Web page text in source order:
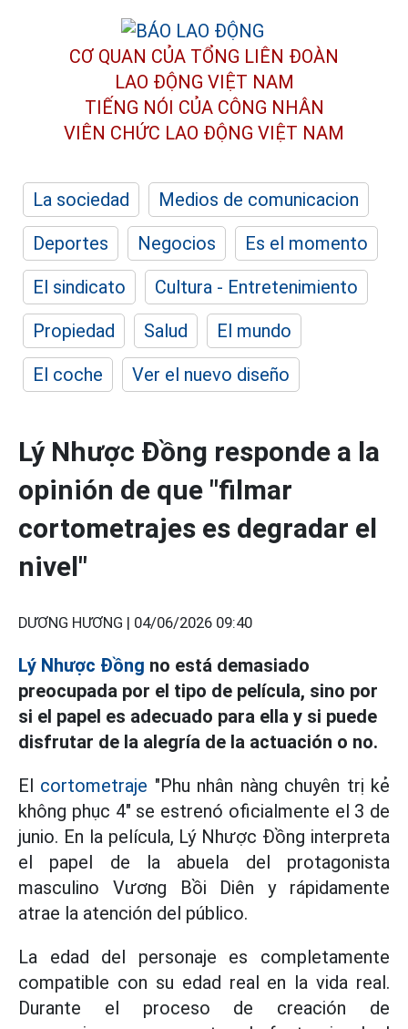
CƠ QUAN CỦA TỔNG LIÊN ĐOÀN
LAO ĐỘNG VIỆT NAM
TIẾNG NÓI CỦA CÔNG NHÂN
VIÊN CHỨC LAO ĐỘNG VIỆT NAM
La sociedad
Medios de comunicacion
Deportes
Negocios
Es el momento
El sindicato
Cultura - Entretenimiento
Propiedad
Salud
El mundo
El coche
Ver el nuevo diseño
Lý Nhược Đồng responde a la
opinión de que "filmar
cortometrajes es degradar el
nivel"
DƯƠNG HƯƠNG | 04/06/2026 09:40
Lý Nhược Đồng no está demasiado
preocupada por el tipo de película, sino por
si el papel es adecuado para ella y si puede
disfrutar de la alegría de la actuación o no.
El cortometraje "Phu nhân nàng chuyên trị kẻ
không phục 4" se estrenó oficialmente el 3 de
junio. En la película, Lý Nhược Đồng interpreta
el papel de la abuela del protagonista
masculino Vương Bồi Diên y rápidamente
atrae la atención del público.
La edad del personaje es completamente
compatible con su edad real en la vida real.
Durante el proceso de creación de